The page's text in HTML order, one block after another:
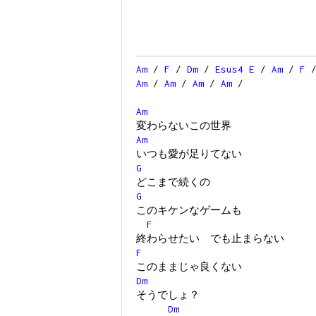
Am / F / Dm / Esus4 E / Am / F /
Am / Am / Am / Am /
Am
変わらないこの世界
Am
いつも愛が足りてない
G
どこまで続くの
G
このキケンなゲームも
F
終わらせたい でも止まらない
F
このままじゃ良くない
Dm
そうでしょ？
Dm